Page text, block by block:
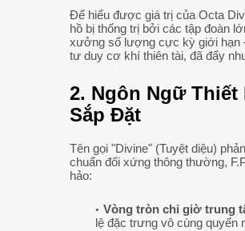
Để hiểu được giá trị của Octa
hồ bị thống trị bởi các tập đoàn
xưởng số lượng cực kỳ giới hạn
tư duy cơ khí thiên tài, đã đẩy
2. Ngôn Ngữ Thiết
Sắp Đặt
Tên gọi "Divine" (Tuyệt diệu)
chuẩn đối xứng thông thường,
hảo:
Vòng tròn chỉ giờ trung
lệ đặc trưng vô cùng quyến